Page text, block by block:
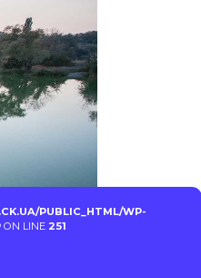
PUBLIC_HTML/WP-
ON LINE 251